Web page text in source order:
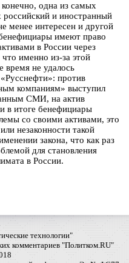
одна из самых
и иностранный
менее интересен и другой
имеют право
в России через
именно из-за этой
время не удалось
против
компаниям» выступил
СМИ, на актив
в итоге бенефициары
со своими активами, это
незаконности такой
закона, что как раз
для становления
в России.
технологии"
комментариев "Политком.RU"